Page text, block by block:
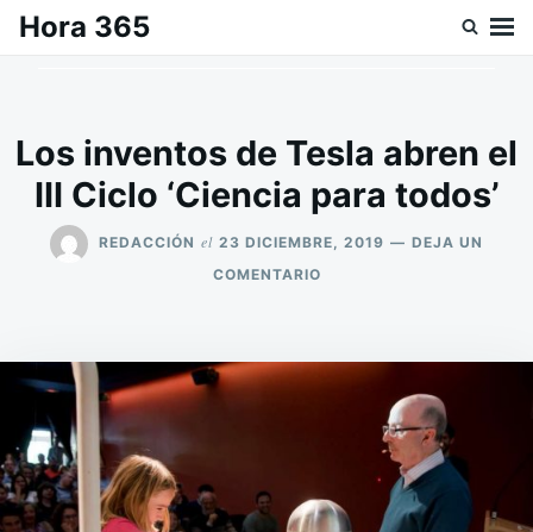
SaltarBuscar:
Hora 365
Los inventos de Tesla abren el
III Ciclo ‘Ciencia para todos’
REDACCIÓN el 23 DICIEMBRE, 2019
DEJA UN
COMENTARIOEN
TESLA
ABREN
‘CIENCIA
PARA
TODOS’